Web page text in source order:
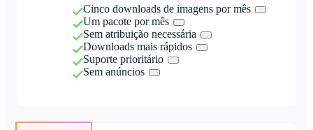
Cinco downloads de imagens por mês
Um pacote por mês
Sem atribuição necessária
Downloads mais rápidos
Suporte prioritário
Sem anúncios